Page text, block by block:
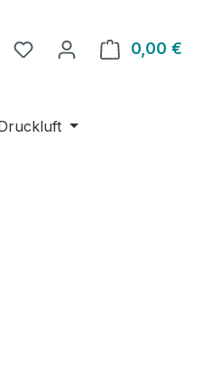
Du hast 0 Produkte auf
0,00 €